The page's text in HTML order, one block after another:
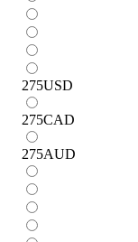
275USD
275CAD
275AUD